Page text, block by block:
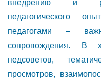
внедрению и
педагогического
педагогами –
сопровождения. В
педсоветов,
просмотров,